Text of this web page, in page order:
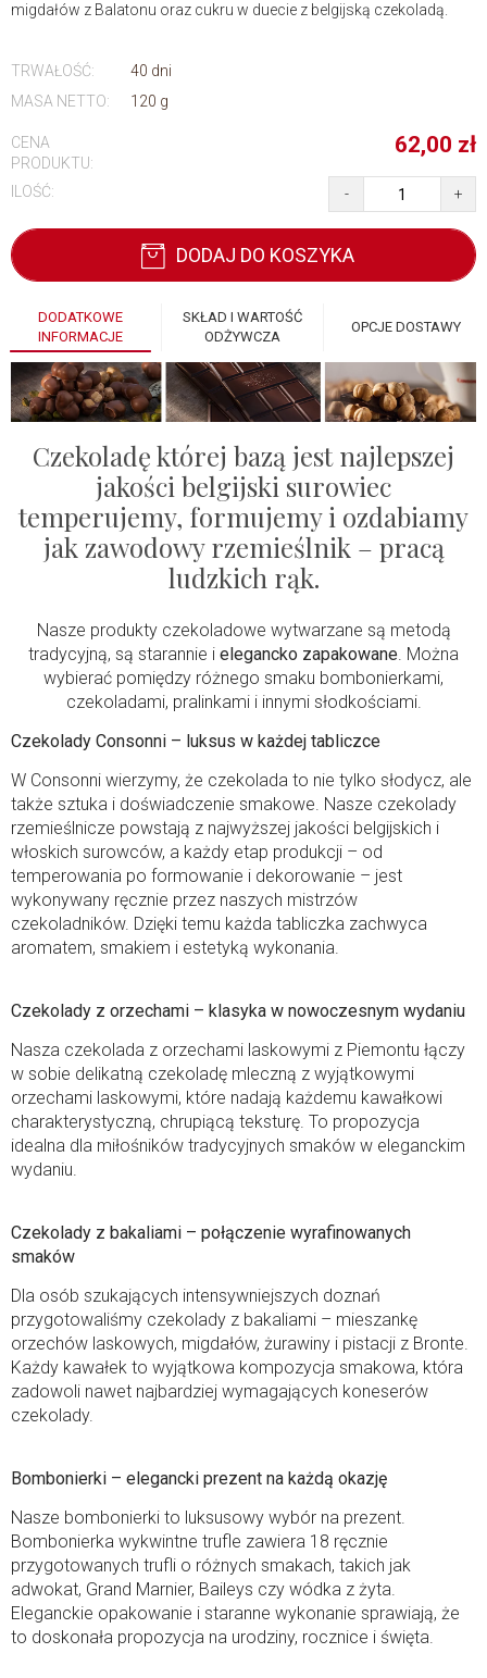
migdałów z Balatonu oraz cukru w duecie z belgijską czekoladą.
TRWAŁOŚĆ:
40 dni
MASA NETTO:
120 g
CENA
PRODUKTU:
62,00 zł
ILOŚĆ: - +
DODAJ DO KOSZYKA
DODATKOWE
INFORMACJE
SKŁAD I WARTOŚĆ
ODŻYWCZA
OPCJE DOSTAWY
Czekoladę której bazą jest najlepszej
jakości belgijski surowiec
temperujemy, formujemy i ozdabiamy
jak zawodowy rzemieślnik – pracą
ludzkich rąk.
Nasze produkty czekoladowe wytwarzane są metodą
tradycyjną, są starannie i elegancko zapakowane . Można
wybierać pomiędzy różnego smaku bombonierkami,
czekoladami, pralinkami i innymi słodkościami.
Czekolady Consonni – luksus w każdej tabliczce
W Consonni wierzymy, że czekolada to nie tylko słodycz, ale
także sztuka i doświadczenie smakowe. Nasze czekolady
rzemieślnicze powstają z najwyższej jakości belgijskich i
włoskich surowców, a każdy etap produkcji – od
temperowania po formowanie i dekorowanie – jest
wykonywany ręcznie przez naszych mistrzów
czekoladników. Dzięki temu każda tabliczka zachwyca
aromatem, smakiem i estetyką wykonania.
Czekolady z orzechami – klasyka w nowoczesnym wydaniu
Nasza czekolada z orzechami laskowymi z Piemontu łączy
w sobie delikatną czekoladę mleczną z wyjątkowymi
orzechami laskowymi, które nadają każdemu kawałkowi
charakterystyczną, chrupiącą teksturę. To propozycja
idealna dla miłośników tradycyjnych smaków w eleganckim
wydaniu.
Czekolady z bakaliami – połączenie wyrafinowanych
smaków
Dla osób szukających intensywniejszych doznań
przygotowaliśmy czekolady z bakaliami – mieszankę
orzechów laskowych, migdałów, żurawiny i pistacji z Bronte.
Każdy kawałek to wyjątkowa kompozycja smakowa, która
zadowoli nawet najbardziej wymagających koneserów
czekolady.
Bombonierki – elegancki prezent na każdą okazję
Nasze bombonierki to luksusowy wybór na prezent.
Bombonierka wykwintne trufle zawiera 18 ręcznie
przygotowanych trufli o różnych smakach, takich jak
adwokat, Grand Marnier, Baileys czy wódka z żyta.
Eleganckie opakowanie i staranne wykonanie sprawiają, że
to doskonała propozycja na urodziny, rocznice i święta.